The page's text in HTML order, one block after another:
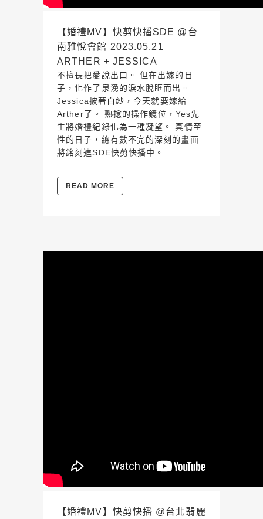
【婚禮MV】快剪快播SDE @台
南雅悅會館 2023.05.21
ARTHER + JESSICA
不擅長把愛說出口。 但在出嫁的日
子，化作了泉湧的淚水脫眶而出。
Jessica披著白紗，今天就要嫁給
Arther了。 熟捻的操作鏡位，Yes先
生將婚禮紀錄化為一種凝望。 真情至
性的日子，總有數不完的深刻的畫面
將銘刻進SDE快剪快播中。
READ MORE
【婚禮MV】快剪快播 @台北翡麗